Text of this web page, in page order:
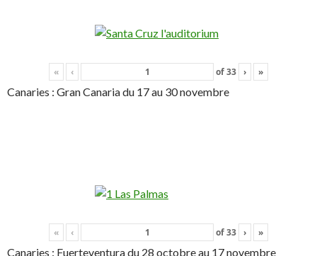
« ‹ of33 › »
Canaries : Gran Canaria du 17 au 30 novembre
« ‹ of33 › »
Canaries : Fuerteventura du 28 octobre au 17 novembre